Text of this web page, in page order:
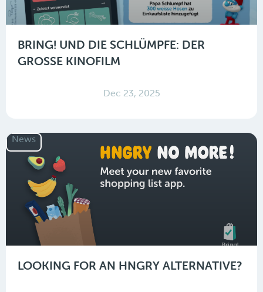
BRING! UND DIE SCHLÜMPFE: DER
GROSSE KINOFILM
Dec 23, 2025
News
LOOKING FOR AN HNGRY ALTERNATIVE?